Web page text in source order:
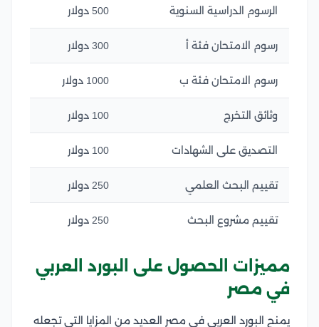
الرسوم الدراسية السنوية 500 دولار
رسوم الامتحان فئة أ 300 دولار
رسوم الامتحان فئة ب 1000 دولار
وثائق التخرج 100 دولار
التصديق على الشهادات 100 دولار
تقييم البحث العلمي 250 دولار
تقييم مشروع البحث 250 دولار
مميزات الحصول على البورد العربي
في مصر
يمنح البورد العربي في مصر العديد من المزايا التي تجعله